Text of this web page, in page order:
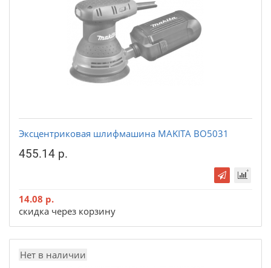
Эксцентриковая шлифмашина MAKITA BO5031
455.14 р.
14.08 р.
скидка через корзину
Нет в наличии